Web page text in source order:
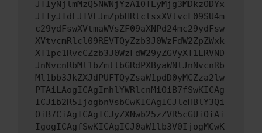
JTIyNjlmMzQ5NWNjYzA1OTEyMjg3MDkzODYx
JTIyJTdEJTVEJmZpbHRlclsxXVtvcF09SU4m
c29ydFswXVtmaWVsZF09aXNPd24mc29ydFsw
XVtvcmRlcl09REVTQyZzb3J0WzFdW2ZpZWxk
XT1pc1RvcCZzb3J0WzFdW29yZGVyXT1ERVND
JnNvcnRbMl1bZmllbGRdPXByaWNlJnNvcnRb
Ml1bb3JkZXJdPUFTQyZsaW1pdD0yMCZza2lw
PTAiLAogICAgImhlYWRlcnMiOiB7fSwKICAg
ICJib2R5IjogbnVsbCwKICAgICJleHBlY3Qi
OiB7CiAgICAgICJyZXNwb25zZVR5cGUiOiAi
IgogICAgfSwKICAgICJ0aW1lb3V0IjogMCwK